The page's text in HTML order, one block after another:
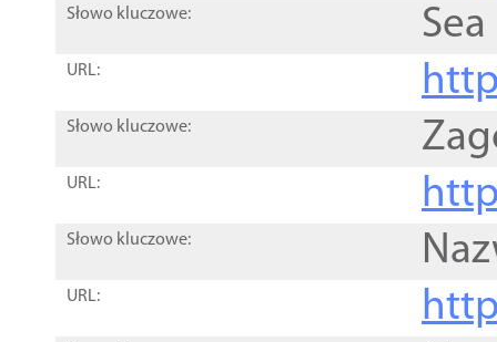
Słowo kluczowe:
URL:
Słowo kluczowe:
URL:
Słowo kluczowe:
URL: